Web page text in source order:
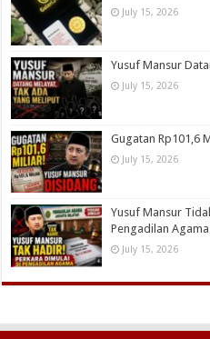
July 15, 2026
Yusuf Mansur
July 15, 2026
Gugatan Rp101,6
July 15, 2026
Yusuf Mansur
Pengadilan Agama
July 15, 2026